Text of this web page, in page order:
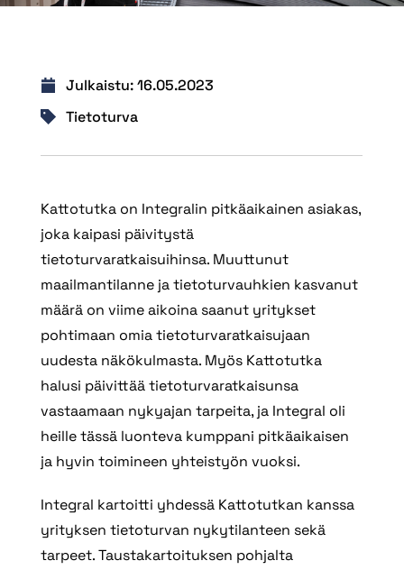
Julkaistu: 16.05.2023
Tietoturva
Kattotutka on Integralin pitkäaikainen asiakas,
joka kaipasi päivitystä
tietoturvaratkaisuihinsa. Muuttunut
maailmantilanne ja tietoturvauhkien kasvanut
määrä on viime aikoina saanut yritykset
pohtimaan omia tietoturvaratkaisujaan
uudesta näkökulmasta. Myös Kattotutka
halusi päivittää tietoturvaratkaisunsa
vastaamaan nykyajan tarpeita, ja Integral oli
heille tässä luonteva kumppani pitkäaikaisen
ja hyvin toimineen yhteistyön vuoksi.
Integral kartoitti yhdessä Kattotutkan kanssa
yrityksen tietoturvan nykytilanteen sekä
tarpeet. Taustakartoituksen pohjalta